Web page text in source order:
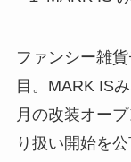
ファンシー雑
目。MARK IS
月の改装オー
り扱い開始を